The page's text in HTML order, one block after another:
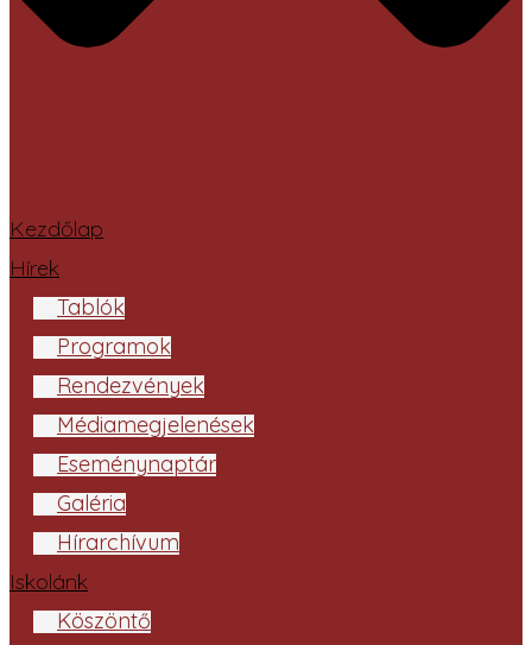
Kezdőlap
Hírek
Tablók
Programok
Rendezvények
Médiamegjelenések
Eseménynaptár
Galéria
Hírarchívum
Iskolánk
Köszöntő